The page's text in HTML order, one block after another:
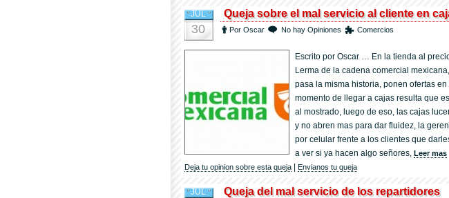
JUL
30
Queja sobre el mal servicio al cliente en
Por Oscar No hay Opiniones Comercios
Escrito por Oscar … En la tienda al
Lerma de la cadena comercial
pasa la misma historia, ponen ofertas en
momento de llegar a cajas resulta que
al mostrado, luego de eso, las cajas
y no abren mas para dar fluidez, la
por celular frente a los clientes que
a ver si ya hacen algo señores, Leer mas
Deja tu opinion sobre esta queja
Envianos tu queja
JUL Queja del mal servicio de los repartidores